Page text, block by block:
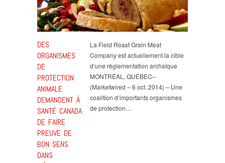
DES
ORGANISMES
DE
PROTECTION
ANIMALE
DEMANDENT À
SANTÉ CANADA
DE FAIRE
PREUVE DE
BON SENS
DANS
La Field Roast Grain Meat
Company est actuellement la cible
d’une règlementation archaïque
MONTRÉAL, QUÉBEC–
(Marketwired – 6 oct. 2014) – Une
coalition d’importants organismes
de protection…